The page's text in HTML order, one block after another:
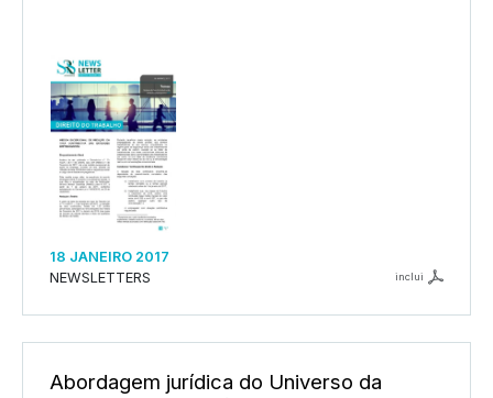
18 JANEIRO 2017
NEWSLETTERS
inclui
Abordagem jurídica do Universo da